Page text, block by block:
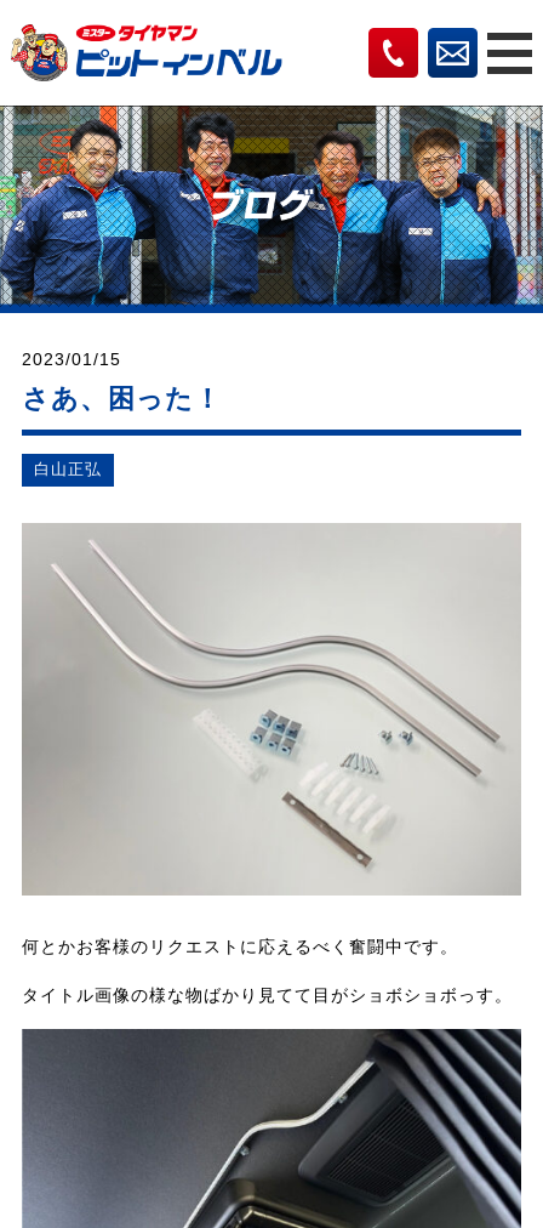
2023/01/15
さあ、困った！
⽩⼭正弘
何とかお客様のリクエストに応えるべく奮闘中です。
タイトル画像の様な物ばかり見てて目がショボショボっす。